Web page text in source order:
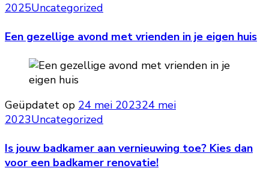
2025Uncategorized
Een gezellige avond met vrienden in je eigen huis
Geüpdatet op 24 mei 202324 mei
2023Uncategorized
Is jouw badkamer aan vernieuwing toe? Kies dan
voor een badkamer renovatie!